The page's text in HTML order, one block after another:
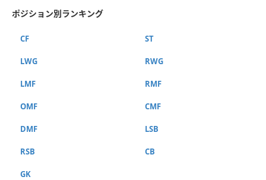
ポジション別ランキング
CF ST
LWG RWG
LMF RMF
OMF CMF
DMF LSB
RSB CB
GK